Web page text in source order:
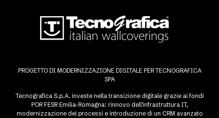
PROGETTO DI MODERNIZZAZIONE DIGITALE PER TECNOGRAFICA
SPA
Tecnografica S.p.A. investe nella transizione digitale grazie ai fondi
POR FESR Emilia-Romagna: rinnovo dell'infrastruttura IT,
modernizzazione dei processi e introduzione di un CRM avanzato